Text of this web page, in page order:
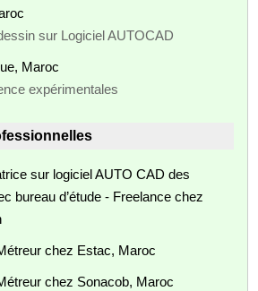
sur Logiciel AUTOCAD
Maroc
expérimentales
sur logiciel AUTO CAD des
bureau d’étude - Freelance chez
chez Estac, Maroc
chez Sonacob, Maroc